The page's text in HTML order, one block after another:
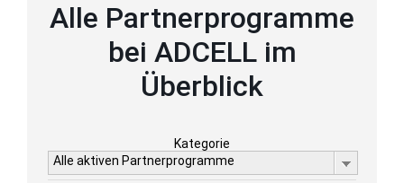
Alle Partnerprogramme
bei ADCELL im
Überblick
Kategorie
Alle aktiven Partnerprogramme